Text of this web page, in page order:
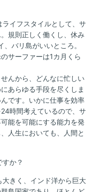
ライフスタイルとして、サ
規則正しく働くし、休み
バリ島がいいところ。
サーファーは1カ月くら
んから、どんなに忙しい
あらゆる手段を尽くしま
です。いかに仕事を効率
時間考えているので、サ
能を可能にする能力を発
人生においても、人間と
すか？
大きく、インド洋から巨大